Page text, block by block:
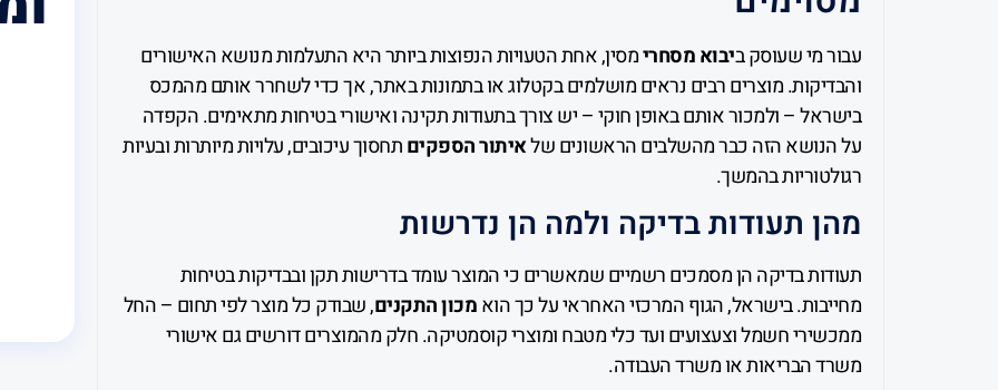
עבור מי שעוסק ביבוא מסחרימסין, אחת הטעויות הנפוצות ביותר היא התעלמות מנושא האישורים
והבדיקות. מוצרים רבים נראים מושלמים בקטלוג או בתמונות באתר, אך כדי לשחרר אותם מהמכס
בישראל – ולמכור אותם באופן חוקי – יש צורך בתעודות תקינה ואישורי בטיחות מתאימים. הקפדה
על הנושא הזה כבר מהשלבים הראשונים שלאיתור הספקיםתחסוך עיכובים, עלויות מיותרות ובעיות
רגולטוריות בהמשך.
מהן תעודות בדיקה ולמה הן נדרשות
תעודות בדיקה הן מסמכים רשמיים שמאשרים כי המוצר עומד בדרישות תקן ובבדיקות בטיחות
מחייבות. בישראל, הגוף המרכזי האחראי על כך הואמכון התקנים, שבודק כל מוצר לפי תחום – החל
ממכשירי חשמל וצעצועים ועד כלי מטבח ומוצרי קוסמטיקה. חלק מהמוצרים דורשים גם אישורי
משרד הבריאות או משרד העבודה.